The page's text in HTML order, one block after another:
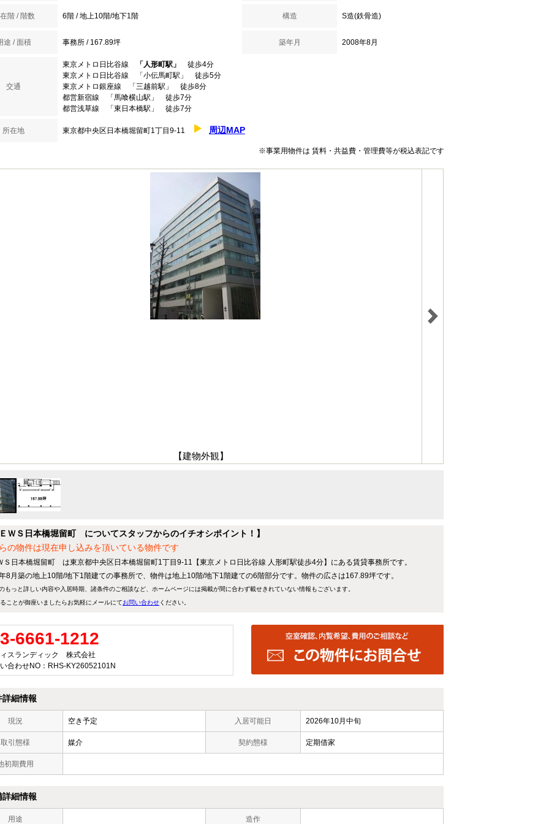
階 / 階数 6階 / 地上10階/地下1階 構造 S造(鉄骨造)
途 / 面積 事務所 / 167.89坪 築年月 2008年8月
交通
東京メトロ日比谷線 「人形町駅」
徒歩4分
東京メトロ日比谷線 「小伝馬町駅」 徒歩5分
東京メトロ銀座線 「三越前駅」 徒歩8分
都営新宿線 「馬喰横山駅」 徒歩7分
都営浅草線 「東日本橋駅」 徒歩7分
所在地 東京都中央区日本橋堀留町1丁目9-11 周辺MAP
※事業用物件は 賃料・共益費・管理費等が税込表記です
【建物外観】
ＷＳ日本橋堀留町 についてスタッフからのイチオシポイント！】
の物件は現在申し込みを頂いている物件です
Ｓ日本橋堀留町 は東京都中央区日本橋堀留町1丁目9-11【東京メトロ日比谷線 人形町駅徒歩4分】にある賃貸事務所です。
8月築の地上10階/地下1階建ての事務所で、物件は地上10階/地下1階建ての6階部分です。物件の広さは167.89坪です。
もっと詳しい内容や入居時期、諸条件のご相談など、ホームページには掲載が間に合わず載せきれていない情報もございます。
ことが御座いましたらお気軽にメールにてお問い合わせください。
6661-1212
スランディック 株式会社
合わせNO：RHS-KY26052101N
詳細情報
現況 空き予定 入居可能日 2026年10月中旬
取引態様 媒介 契約態様 定期借家
初期費用
詳細情報
用途 造作